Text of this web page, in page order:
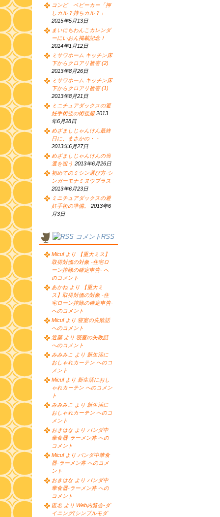
コンビ ベビーカー「押
しカル？持ちカル？」
2015年5月13日
まいにちわんこカレンダ
ーにいおん掲載記念！
2014年1月12日
ミサワホーム キッチン床
下からクロアリ被害 (2)
2013年8月26日
ミサワホーム キッチン床
下からクロアリ被害 (1)
2013年8月21日
ミニチュアダックスの避
妊手術後の術後服 2013
年6月28日
めざましじゃんけん最終
日に、まさかの・・
2013年6月27日
めざましじゃんけんの当
選を狙う 2013年6月26日
初めてのミシン選び方-シ
ンガーモナミヌウプラス
2013年6月23日
ミニチュアダックスの避
妊手術の準備。
2013年6
月3日
コメントRSS
Micul より 【重大ミス】
取得対価の対象 -住宅ロ
ーン控除の確定申告- へ
のコメント
あかね より 【重大ミ
ス】取得対価の対象 -住
宅ローン控除の確定申告-
へのコメント
Micul より 寝室の失敗話
へのコメント
近藤 より 寝室の失敗話
へのコメント
みみみこ より 新生活に
おしゃれカーテン へのコ
メント
Micul より 新生活におし
ゃれカーテン へのコメン
ト
みみみこ より 新生活に
おしゃれカーテン へのコ
メント
おきはな より パンダ中
華食器-ラーメン丼 への
コメント
Micul より パンダ中華食
器-ラーメン丼 へのコメ
ント
おきはな より パンダ中
華食器-ラーメン丼 への
コメント
匿名 より Web内覧会-ダ
イニング(シンプルモダ